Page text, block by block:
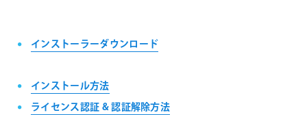
インストーラーダウンロード
インストール方法
ライセンス認証 & 認証解除方法